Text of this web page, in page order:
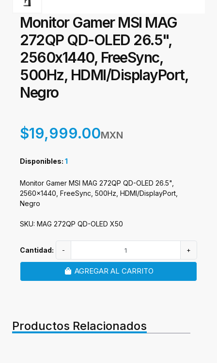
Monitor Gamer MSI MAG
272QP QD-OLED 26.5",
2560x1440, FreeSync,
500Hz, HDMI/DisplayPort,
Negro
$19,999.00MXN
Disponibles: 1
Monitor Gamer MSI MAG 272QP QD-OLED 26.5",
2560x1440, FreeSync, 500Hz, HDMI/DisplayPort,
Negro
SKU: MAG 272QP QD-OLED X50
Cantidad: - +
AGREGAR AL CARRITO
Productos Relacionados